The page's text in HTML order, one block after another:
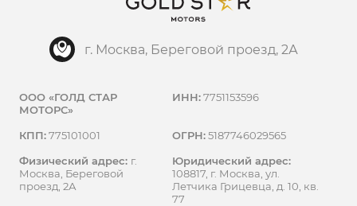
г. Москва, Береговой проезд, 2А
ООО «ГОЛД СТАР
МОТОРС»
ИНН:7751153596
КПП:775101001 ОГРН:5187746029565
Физический адрес: г.
Москва, Береговой
проезд, 2А
Юридический адрес:
108817, г. Москва, ул.
Летчика Грицевца, д. 10, кв.
77